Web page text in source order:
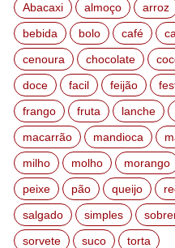
Abacaxi almoço arroz
bebida
bolo café
cenoura
chocolate
doce
facil feijão
frango
fruta lanche
macarrão
mandioca
milho
molho morango
peixe
pão queijo
salgado
simples
sorvete
suco torta